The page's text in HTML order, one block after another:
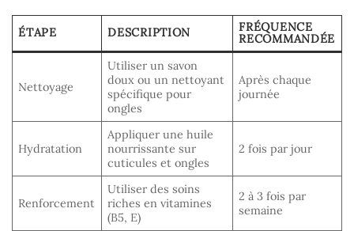
ÉTAPE DESCRIPTION
FRÉQUENCE
RECOMMANDÉE
Nettoyage
Utiliser un savon
doux ou un nettoyant
spécifique pour
ongles
Après chaque
journée
Hydratation
Appliquer une huile
nourrissante sur
cuticules et ongles
2 fois par jour
Renforcement
Utiliser des soins
riches en vitamines
(B5, E)
2 à 3 fois par
semaine